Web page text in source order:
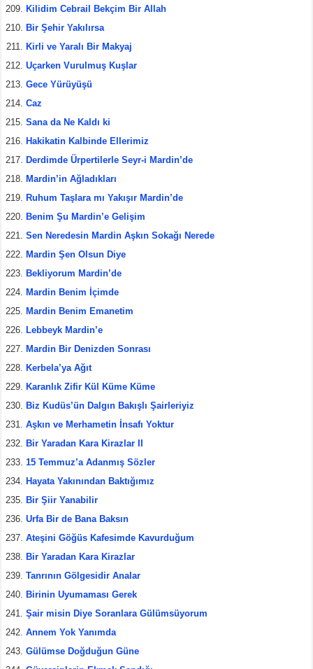
Kilidim Cebrail Bekçim Bir Allah
Bir Şehir Yakılırsa
Kirli ve Yaralı Bir Makyaj
Uçarken Vurulmuş Kuşlar
Gece Yürüyüşü
Caz
Sana da Ne Kaldı ki
Hakikatin Kalbinde Ellerimiz
Derdimde Ürpertilerle Seyr-i Mardin’de
Mardin’in Ağladıkları
Ruhum Taşlara mı Yakışır Mardin’de
Benim Şu Mardin’e Gelişim
Sen Neredesin Mardin Aşkın Sokağı Nerede
Mardin Şen Olsun Diye
Bekliyorum Mardin’de
Mardin Benim İçimde
Mardin Benim Emanetim
Lebbeyk Mardin’e
Mardin Bir Denizden Sonrası
Kerbela’ya Ağıt
Karanlık Zifir Kül Küme Küme
Biz Kudüs’ün Dalgın Bakışlı Şairleriyiz
Aşkın ve Merhametin İnsafı Yoktur
Bir Yaradan Kara Kirazlar II
15 Temmuz’a Adanmış Sözler
Hayata Yakınından Baktığımız
Bir Şiir Yanabilir
Urfa Bir de Bana Baksın
Ateşini Göğüs Kafesimde Kavurduğum
Bir Yaradan Kara Kirazlar
Tanrının Gölgesidir Analar
Birinin Uyumaması Gerek
Şair misin Diye Soranlara Gülümsüyorum
Annem Yok Yanımda
Gülümse Doğduğun Güne